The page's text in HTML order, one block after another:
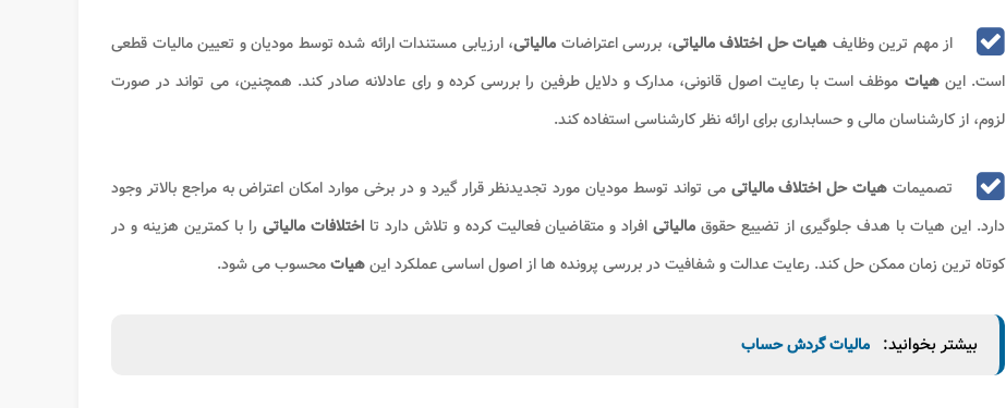
از مهم ترین وظایف هیات حل اختلاف مالیاتی، بررسی اعتراضات مالیاتی، ارزیابی مستندات ارائه شده توسط مودیان و تعیین مالیات قطعی
است. اینهیات موظف است با رعایت اصول قانونی، مدارک و دلایل طرفین را بررسی کرده و رای عادلانه صادر کند. همچنین، می تواند در صورت
لزوم، از کارشناسان مالی و حسابداری برای ارائه نظر کارشناسی استفاده کند.
تصمیمات هیات حل اختلاف مالیاتیمی تواند توسط مودیان مورد تجدیدنظر قرار گیرد و در برخی موارد امکان اعتراض به مراجع بالاتر وجود
دارد. این هیات با هدف جلوگیری از تضییع حقوق مالیاتی افراد و متقاضیان فعالیت کرده و تلاش دارد تااختلافات مالیاتی را با کمترین هزینه و در
کوتاه ترین زمان ممکن حل کند. رعایت عدالت و شفافیت در بررسی پرونده ها از اصول اساسی عملکرد اینهیاتمحسوب می شود.
بیشتر بخوانید: مالیات گردش حساب